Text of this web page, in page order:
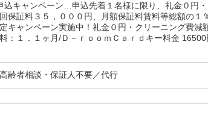
込キャンペーン…申込先着１名様に限り、礼金０
保証料３５，０００円、月額保証料賃料等総額の１
キャンペーン実施中！礼金０円・クリーニング費減
：１．１ヶ月/Ｄ－ｒｏｏｍＣａｒｄキー料金
齢者相談・保証人不要／代行